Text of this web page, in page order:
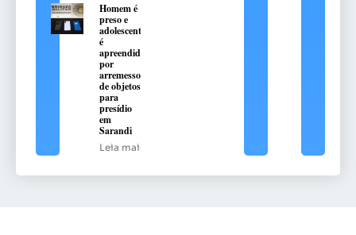
Homem é
preso e
adolescente
é
apreendido
por
arremesso
de objetos
para
presídio
em
Sarandi
Leia mais